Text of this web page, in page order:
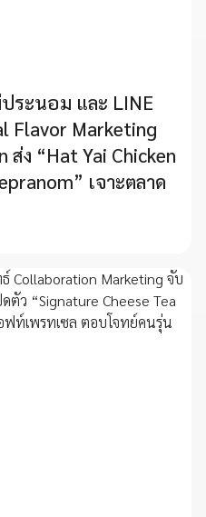
ระนอม และ LINE
Flavor Marketing
ส่ง “Hat Yai Chicken
เจาะตลาด